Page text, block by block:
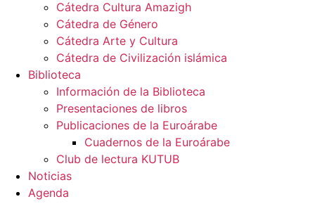
Cátedra Cultura Amazigh
Cátedra de Género
Cátedra Arte y Cultura
Cátedra de Civilización islámica
Biblioteca
Información de la Biblioteca
Presentaciones de libros
Publicaciones de la Euroárabe
Cuadernos de la Euroárabe
Club de lectura KUTUB
Noticias
Agenda